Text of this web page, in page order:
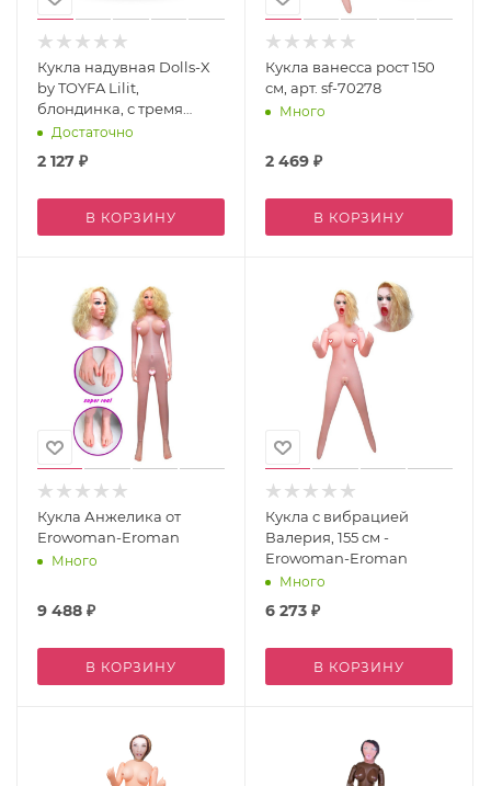
Кукла надувная Dolls-X
by TOYFA Lilit,
блондинка, с тремя
отверстиями, 150 см
Достаточно
2 127 ₽
В КОРЗИНУ
Кукла ванесса рост 150
см, арт. sf-70278
Много
2 469 ₽
В КОРЗИНУ
Кукла Анжелика от
Erowoman-Eroman
Много
9 488 ₽
В КОРЗИНУ
Кукла с вибрацией
Валерия, 155 см -
Erowoman-Eroman
Много
6 273 ₽
В КОРЗИНУ